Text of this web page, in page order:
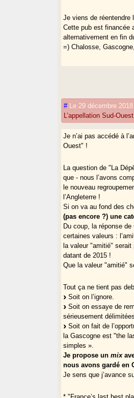
Je viens de réentendre
Cette pub est financée
alternativement en fin
=) Chalosse,
# Le 29 décembre
L’appellation Sud-
Je n’ai pas accédé à
Ouest" !
La question de "La
que - nous l’avons
le nouveau
l’Angleterre !
Si on va au fond des
(pas encore ?) une
Du coup, la réponse
certaines valeurs :
la valeur "amitié" serait
datant de 2015 !
Que la valeur "amitié"
Tout ça ne tient pas
Soit on l’ignore.
Soit on essaye de
sérieusement délimitées.
Soit on fait de
la Gascogne est "the
simples ».
Je propose unmix
nous avons gardé en
Je sens que j’avance